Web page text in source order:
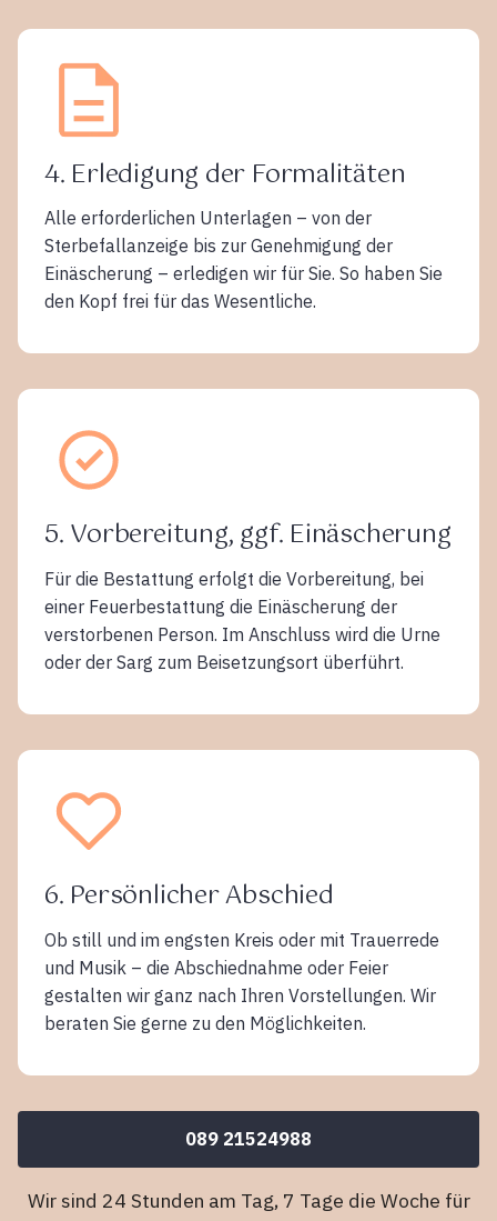
4. Erledigung der Formalitäten
Alle erforderlichen Unterlagen – von der
Sterbefallanzeige bis zur Genehmigung der
Einäscherung – erledigen wir für Sie. So haben Sie
den Kopf frei für das Wesentliche.
5. Vorbereitung, ggf. Einäscherung
Für die Bestattung erfolgt die Vorbereitung, bei
einer Feuerbestattung die Einäscherung der
verstorbenen Person. Im Anschluss wird die Urne
oder der Sarg zum Beisetzungsort überführt.
6. Persönlicher Abschied
Ob still und im engsten Kreis oder mit Trauerrede
und Musik – die Abschiednahme oder Feier
gestalten wir ganz nach Ihren Vorstellungen. Wir
beraten Sie gerne zu den Möglichkeiten.
089 21524988
Wir sind 24 Stunden am Tag, 7 Tage die Woche für